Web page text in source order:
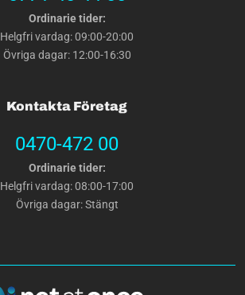
Ordinarie tider:
Helgfri vardag: 09:00-20:00
Övriga dagar: 12:00-16:30
Kontakta Företag
0470-472 00
Ordinarie tider:
Helgfri vardag: 08:00-17:00
Övriga dagar: Stängt